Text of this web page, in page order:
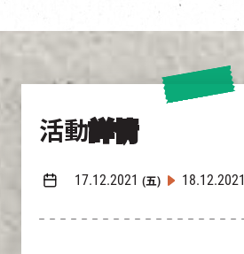
活動詳情
17.12.2021 (五) 18.12.2021